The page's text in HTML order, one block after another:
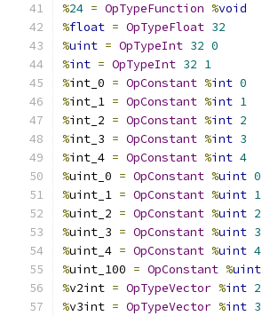
%24 = OpTypeFunction %void
%float = OpTypeFloat 32
%uint = OpTypeInt 32 0
%int = OpTypeInt 32 1
%int_0 = OpConstant %int 0
%int_1 = OpConstant %int 1
%int_2 = OpConstant %int 2
%int_3 = OpConstant %int 3
%int_4 = OpConstant %int 4
%uint_0 = OpConstant %uint 0
%uint_1 = OpConstant %uint 1
%uint_2 = OpConstant %uint 2
%uint_3 = OpConstant %uint 3
%uint_4 = OpConstant %uint 4
%uint_100 = OpConstant %uint
%v2int = OpTypeVector %int 2
%v3int = OpTypeVector %int 3